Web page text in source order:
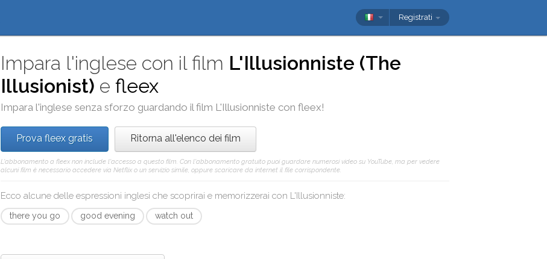
Registrati
Impara l'inglese con il film L'Illusionniste (The
Illusionist) e fleex
Impara l'inglese senza sforzo guardando il film L'Illusionniste con fleex!
Prova fleex gratis Ritorna all'elenco dei film
L'abbonamento a fleex non include l'accesso a questo film. Con l'abbonamento gratuito puoi guardare numerosi video su YouTube, ma per vedere
alcuni film è necessario accedere via Netflix o un servizio simile, oppure scaricare da internet il file corrispondente.
Ecco alcune delle espressioni inglesi che scoprirai e memorizzerai con L'Illusionniste:
there you go good evening watch out